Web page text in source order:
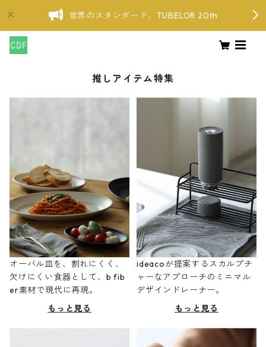
世界のスタンダード、TUBELOR 20th
推しアイテム特集
オーバル皿を、割れにくく、
欠けにくい食器として、b fib
er素材で現代に再現。
もっと見る
ideacoが提案するスカルプチ
ャーなアプローチのミニマル
デザインドレーナー。
もっと見る